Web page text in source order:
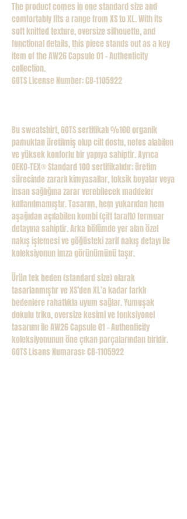
The product comes in one standard size and
comfortably fits a range from XS to XL. With its
soft knitted texture, oversize silhouette, and
functional details, this piece stands out as a key
item of the AW26 Capsule 01 – Authenticity
collection.
GOTS License Number: CB-1105922
Bu sweatshirt, GOTS sertifikalı %100 organik
pamuktan üretilmiş olup cilt dostu, nefes alabilen
ve yüksek konforlu bir yapıya sahiptir. Ayrıca
OEKO-TEX®️ Standard 100 sertifikalıdır; üretim
sürecinde zararlı kimyasallar, toksik boyalar veya
insan sağlığına zarar verebilecek maddeler
kullanılmamıştır. Tasarım, hem yukarıdan hem
aşağıdan açılabilen kombi (çift taraflı) fermuar
detayına sahiptir. Arka bölümde yer alan özel
nakış işlemesi ve göğüsteki zarif nakış detayı ile
koleksiyonun imza görünümünü taşır.
Ürün tek beden (standard size) olarak
tasarlanmıştır ve XS’den XL’a kadar farklı
bedenlere rahatlıkla uyum sağlar. Yumuşak
dokulu triko, oversize kesimi ve fonksiyonel
tasarımı ile AW26 Capsule 01 – Authenticity
koleksiyonunun öne çıkan parçalarından biridir.
GOTS Lisans Numarası: CB-1105922